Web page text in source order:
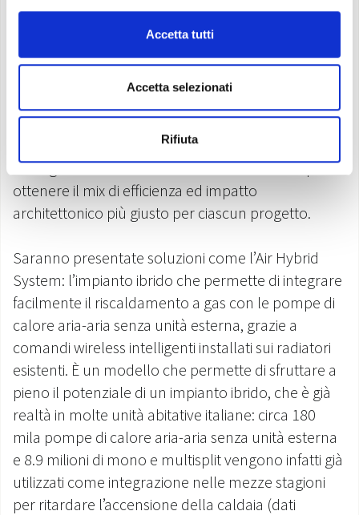
Accetta tutti
Accetta selezionati
Rifiuta
potranno valutare 6 diversi modelli di retrofit,
caratterizzati da livelli crescenti di efficientamento,
elettrificazione ed impatto sull’edificio. L’esposizione
è stata disegnata per guidare i visitatori in un
vanno dall’ibridizzazione all’elettrificazione
completa, simulando diverse tipologie di impianto
in cui generatore e terminali sono selezionati per
ottenere il mix di efficienza ed impatto
architettonico più giusto per ciascun progetto.
Saranno presentate soluzioni come l’Air Hybrid
System: l’impianto ibrido che permette di integrare
facilmente il riscaldamento a gas con le pompe di
calore aria-aria senza unità esterna, grazie a
comandi wireless intelligenti installati sui radiatori
esistenti. È un modello che permette di sfruttare a
pieno il potenziale di un impianto ibrido, che è già
realtà in molte unità abitative italiane: circa 180
mila pompe di calore aria-aria senza unità esterna
e 8.9 milioni di mono e multisplit vengono infatti già
utilizzati come integrazione nelle mezze stagioni
per ritardare l’accensione della caldaia (dati